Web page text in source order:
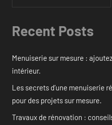
Recent Posts
Menuiserie sur mesure :
intérieur.
Les secrets d’une menuiserie
pour des projets sur mesure.
Travaux de rénovation :